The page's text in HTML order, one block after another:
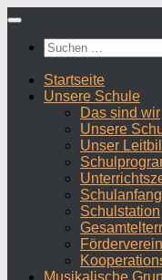
Zum
springenSuchen
nach:
Startseite
Unsere Schule
Das sind wir
Unsere
Unser
Schulstation
Förderverein
Musikalische